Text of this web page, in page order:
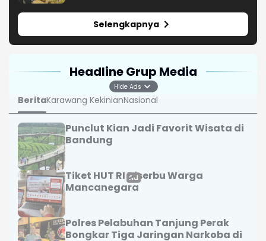
Selengkapnya
Headline Grup Media
BeritaKarawang KekinianNasional
Punclut Kian Jadi Favorit Wisata di
Bandung
Tiket HUT RI Diserbu Warga
Mancanegara
Polres Pelabuhan Tanjung Perak
Bongkar Tiga Jaringan Narkoba di
Hide Ads